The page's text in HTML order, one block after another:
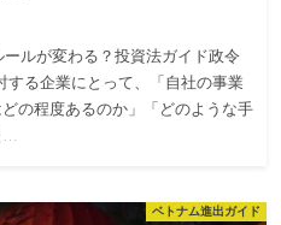
ールが変わる？投資法ガイド政令
る企業にとって、「自社の事業
の程度あるのか」「どのような手
…
ベトナム進出ガイド